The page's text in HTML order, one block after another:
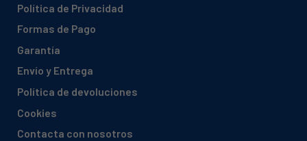
Política de Privacidad
Formas de Pago
Garantía
Envío y Entrega
Política de devoluciones
Cookies
Contacta con nosotros